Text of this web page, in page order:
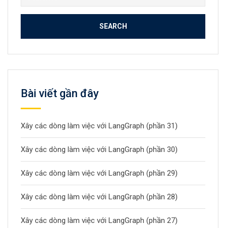
for:
Bài viết gần đây
Xây các dòng làm việc với LangGraph (phần 31)
Xây các dòng làm việc với LangGraph (phần 30)
Xây các dòng làm việc với LangGraph (phần 29)
Xây các dòng làm việc với LangGraph (phần 28)
Xây các dòng làm việc với LangGraph (phần 27)